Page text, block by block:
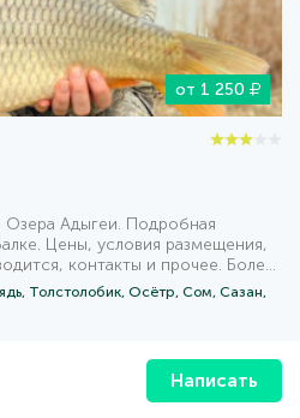
от 1 250
Адыгеи. Подробная
Цены, условия размещения,
контакты и прочее. Более
рыбалки на карте с удобным
Толстолобик, Осётр, Сом, Сазан,
Написать